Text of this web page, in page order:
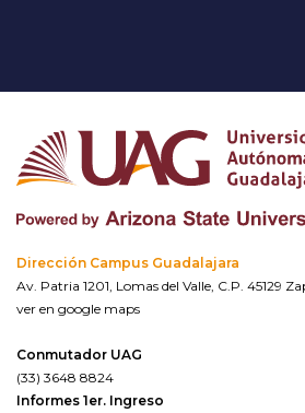
Dirección Campus Guadalajara
Av. Patria 1201, Lomas del Valle, C.P. 45129
ver en google maps
Conmutador UAG
(33) 3648 8824
Informes 1er. Ingreso